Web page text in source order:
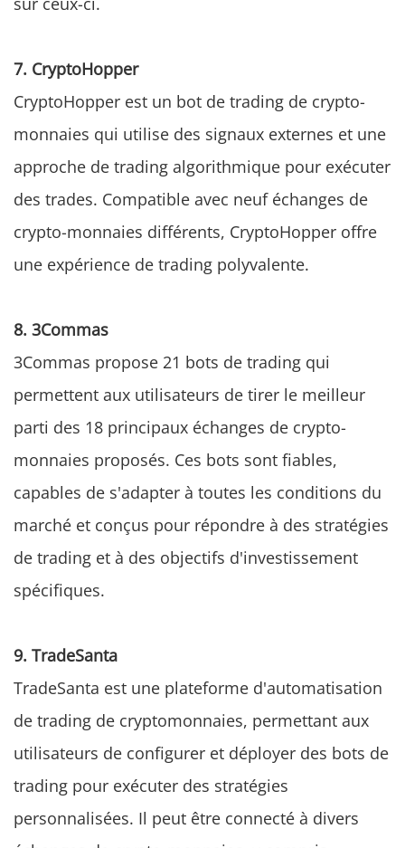
7. CryptoHopper
CryptoHopper est un bot de trading de crypto-
monnaies qui utilise des signaux externes et une
approche de trading algorithmique pour exécuter
des trades. Compatible avec neuf échanges de
crypto-monnaies différents, CryptoHopper offre
une expérience de trading polyvalente.
8. 3Commas
3Commas propose 21 bots de trading qui
permettent aux utilisateurs de tirer le meilleur
parti des 18 principaux échanges de crypto-
monnaies proposés. Ces bots sont fiables,
capables de s'adapter à toutes les conditions du
marché et conçus pour répondre à des stratégies
de trading et à des objectifs d'investissement
spécifiques.
9. TradeSanta
TradeSanta est une plateforme d'automatisation
de trading de cryptomonnaies, permettant aux
utilisateurs de configurer et déployer des bots de
trading pour exécuter des stratégies
personnalisées. Il peut être connecté à divers